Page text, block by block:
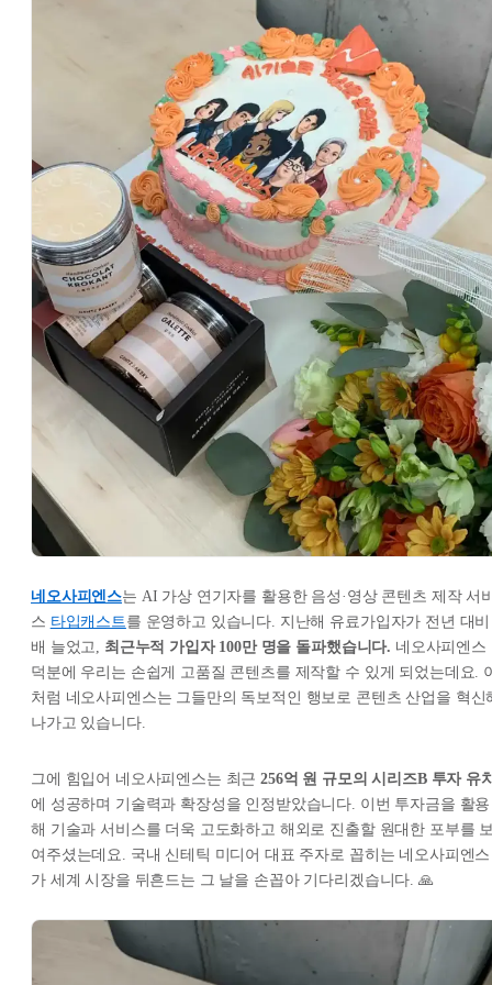
네오사피엔스는 AI 가상 연기자를 활용한 음성·영상 콘텐츠 제작 서
스 타입캐스트를 운영하고 있습니다. 지난해 유료가입자가 전년 대비
배 늘었고, 최근누적 가입자 100만 명을 돌파했습니다. 네오사피엔스
덕분에 우리는 손쉽게 고품질 콘텐츠를 제작할 수 있게 되었는데요.
처럼 네오사피엔스는 그들만의 독보적인 행보로 콘텐츠 산업을 혁신
나가고 있습니다.
그에 힘입어 네오사피엔스는 최근256억 원 규모의 시리즈B 투자 유
에 성공하며 기술력과 확장성을 인정받았습니다. 이번 투자금을 활용
해 기술과 서비스를 더욱 고도화하고 해외로 진출할 원대한 포부를
여주셨는데요. 국내 신테틱 미디어 대표 주자로 꼽히는 네오사피엔스
가 세계 시장을 뒤흔드는 그 날을 손꼽아 기다리겠습니다. 🙏